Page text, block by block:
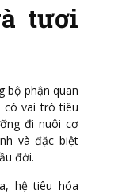
tươi
bộ phận quan
có vai trò tiêu
đi nuôi cơ
và đặc biệt
đời.
hệ tiêu hóa